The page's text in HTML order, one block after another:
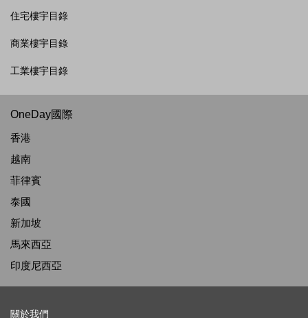
住宅樓宇目錄
商業樓宇目錄
工業樓宇目錄
OneDay國際
香港
越南
菲律賓
泰國
新加坡
馬來西亞
印度尼西亞
關於我們